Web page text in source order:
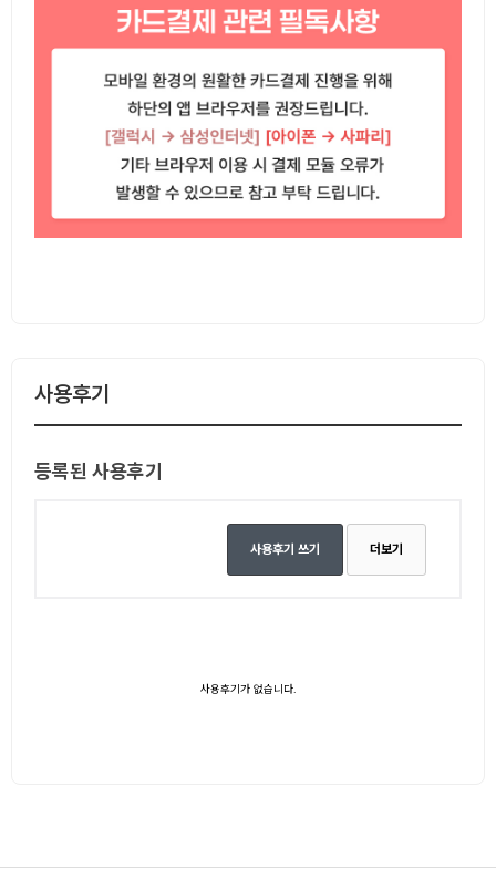
사용후기
등록된 사용후기
사용후기 쓰기 더보기
사용후기가 없습니다.